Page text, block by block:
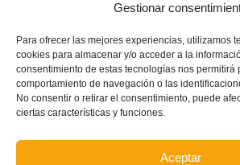
Gestionar
Para ofrecer las mejores experiencias, utilizamos
cookies para almacenar y/o acceder a la
consentimiento de estas tecnologías nos permitirá
comportamiento de navegación o las
No consentir o retirar el consentimiento, puede
ciertas características y funciones.
Aceptar
Colaboradores